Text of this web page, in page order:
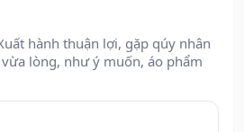
hành thuận lợi, gặp qúy nhân
lòng, như ý muốn, áo phẩm